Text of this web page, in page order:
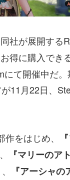
社が展開する
得に購入でき
にて開催中だ
11月22日、
作をはじめ、
、
『マリーのア
、 『アーシャの